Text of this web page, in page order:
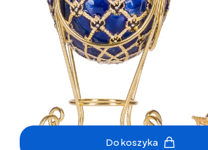
Do koszyka